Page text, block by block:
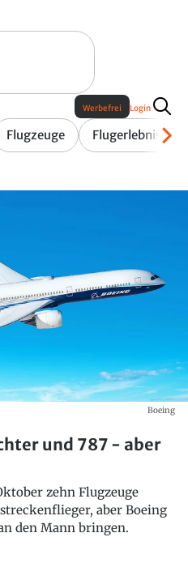
Flugzeuge Flugerlebnis
Werbefrei Login
Boeing
und 787 - aber
zehn Flugzeuge
aber Boeing
den Mann bringen.